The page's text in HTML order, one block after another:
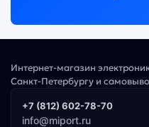
Интернет-магазин
Санкт-Петербургу и
+7 (812) 602-78-70
info@miport.ru